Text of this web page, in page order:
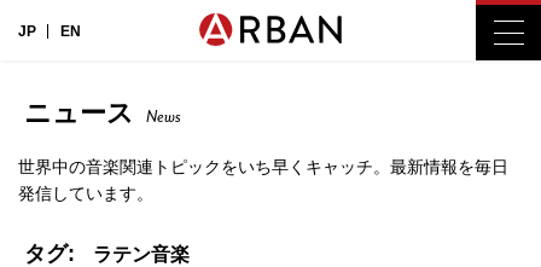
JP EN
ニュース News
世界中の音楽関連トピックをいち早くキャッチ。最新情報を毎日
発信しています。
タグ: ラテン音楽